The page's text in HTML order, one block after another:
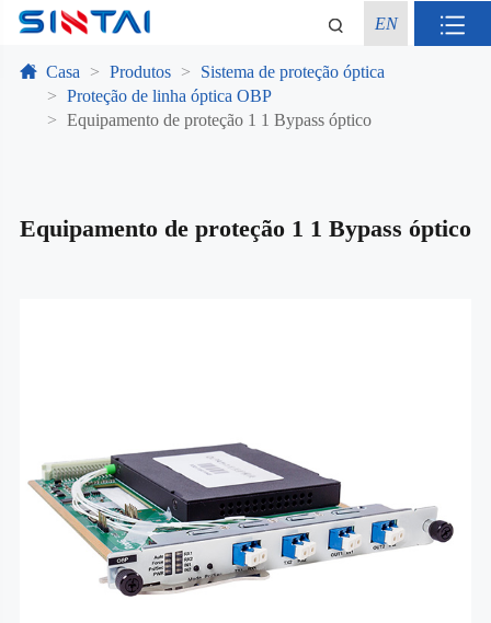
EN
Casa Produtos
Sistema de proteção óptica
Proteção de linha óptica OBP
Equipamento de proteção 1 1 Bypass óptico
Equipamento de proteção 1 1 Bypass óptico